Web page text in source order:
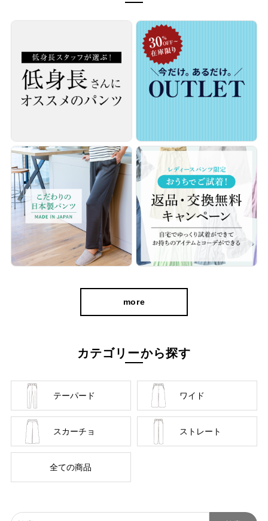
洗濯機OK！ピンタックで美しさが続く
フロントに入ったピンタックはお洗濯をしても崩れにくく、アイ
ロン掛けの手間がないからお手入れ楽ラク。 長時間座りっぱなし
の移動や、カバンにギュっと詰め込んでもシワになりにくいの
で、旅行のお供にもピッタリです。
more
カテゴリーから探す
テーパード ワイド
スカーチョ ストレート
全ての商品